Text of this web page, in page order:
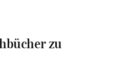
zu